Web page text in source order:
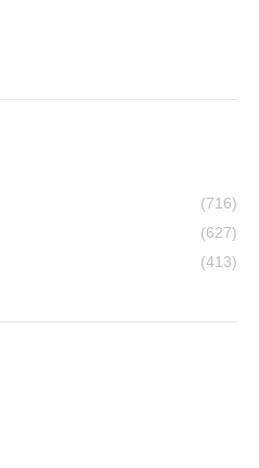
(716)
(627)
(413)